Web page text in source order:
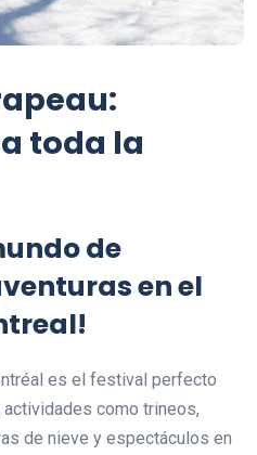
toda la
de
en el
es el festival perfecto
como trineos,
de nieve y espectáculos en